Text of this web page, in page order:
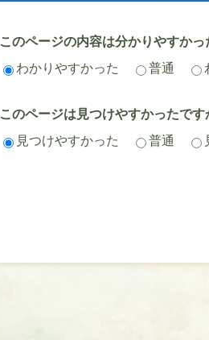
このページの内容は分かりやすかっ
わかりやすかった
普通
このページは見つけやすかったです
見つけやすかった
普通